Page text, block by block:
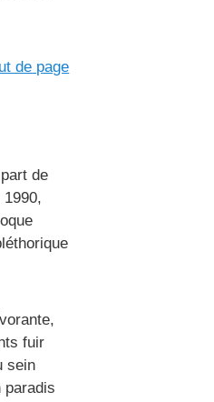
de page
de
fuir
sein
paradis